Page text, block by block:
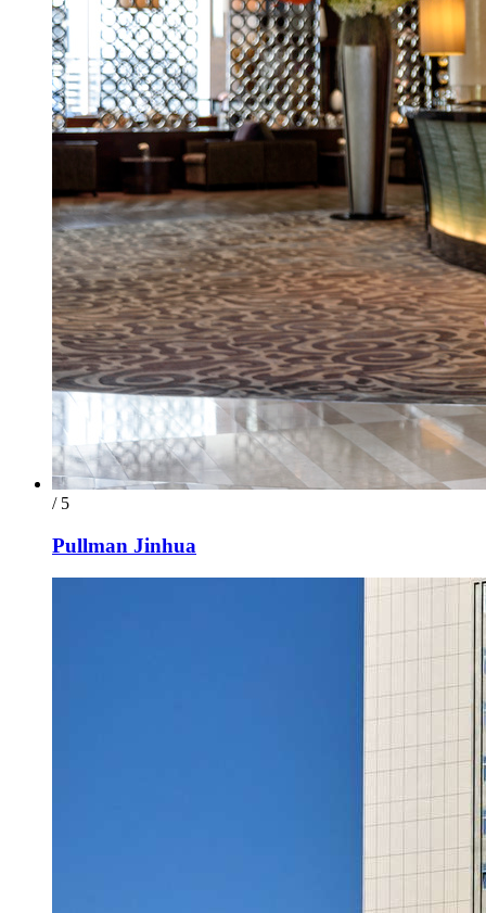
/ 5
Pullman Jinhua